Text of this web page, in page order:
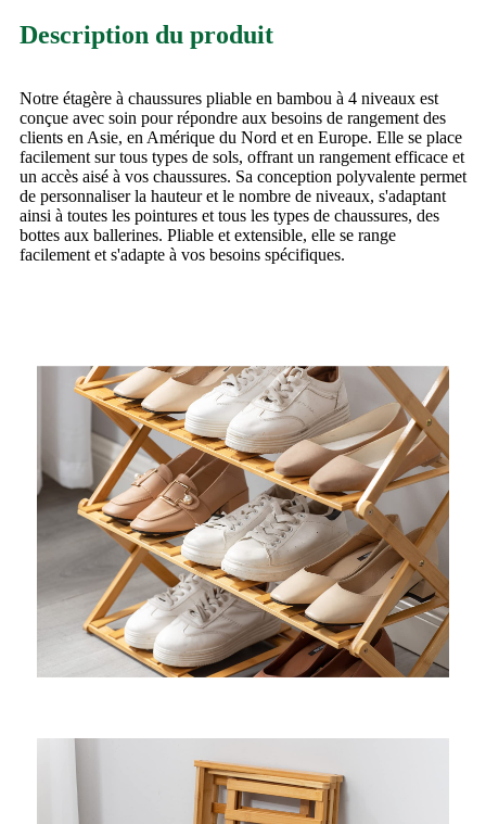
Description du produit
Notre étagère à chaussures pliable en bambou à 4 niveaux est
conçue avec soin pour répondre aux besoins de rangement des
clients en Asie, en Amérique du Nord et en Europe. Elle se place
facilement sur tous types de sols, offrant un rangement efficace et
un accès aisé à vos chaussures. Sa conception polyvalente permet
de personnaliser la hauteur et le nombre de niveaux, s'adaptant
ainsi à toutes les pointures et tous les types de chaussures, des
bottes aux ballerines. Pliable et extensible, elle se range
facilement et s'adapte à vos besoins spécifiques.